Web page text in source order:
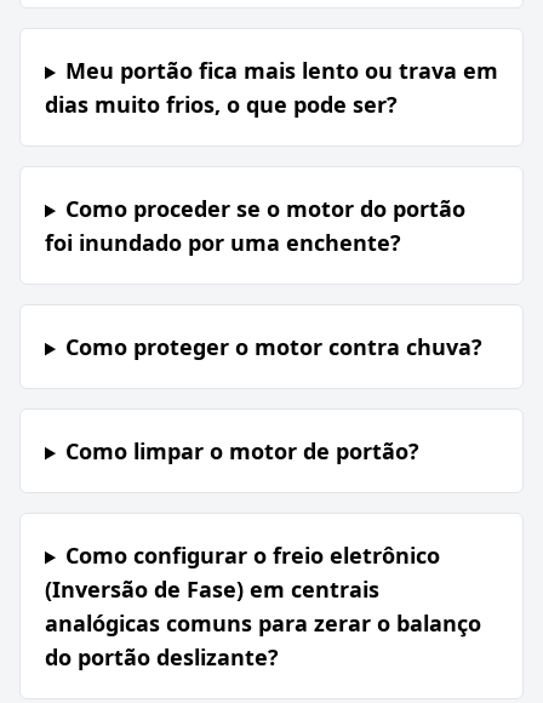
Meu portão fica mais lento ou trava em
dias muito frios, o que pode ser?
Como proceder se o motor do portão
foi inundado por uma enchente?
Como proteger o motor contra chuva?
Como limpar o motor de portão?
Como configurar o freio eletrônico
(Inversão de Fase) em centrais
analógicas comuns para zerar o balanço
do portão deslizante?